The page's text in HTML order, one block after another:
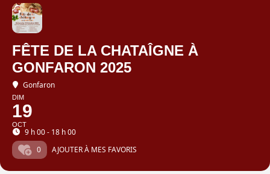
FÊTE DE LA CHATAÎGNE À
GONFARON 2025
Gonfaron
DIM
19
OCT
9 h 00 - 18 h 00
0
AJOUTER À MES FAVORIS